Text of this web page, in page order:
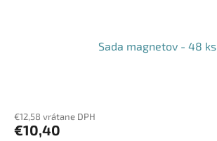
Sada magnetov - 48 ks
€12,58 vrátane DPH
€10,40